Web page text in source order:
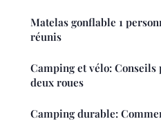
Matelas gonflable 1
réunis
Camping et vélo: Conseils
deux roues
Camping durable: